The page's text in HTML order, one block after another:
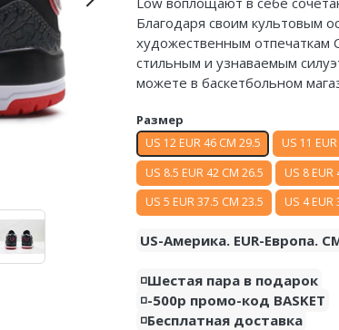
Благодаря своим культовым
художественным отпечаткам
стильным и узнаваемым
можете в баскетбольном
Размер
US 12 EUR 46 CM 29.5 US 11
US 8.5 EUR 42 CM 26.5
US 8 EUR
US 5 EUR 37.5 CM 23.5
US 4 EUR
US-Америка. EUR-Европа.
◽️Шестая пара в подарок
◽️-500р промо-код BASKET
◽️Бесплатная доставка